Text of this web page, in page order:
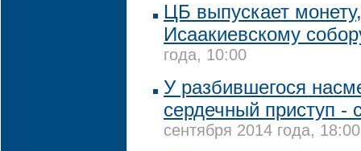
ЦБ выпускает
Исаакиевскому
года, 10:00
У разбившегося
сердечный приступ -
сентября 2014 года, 18:00